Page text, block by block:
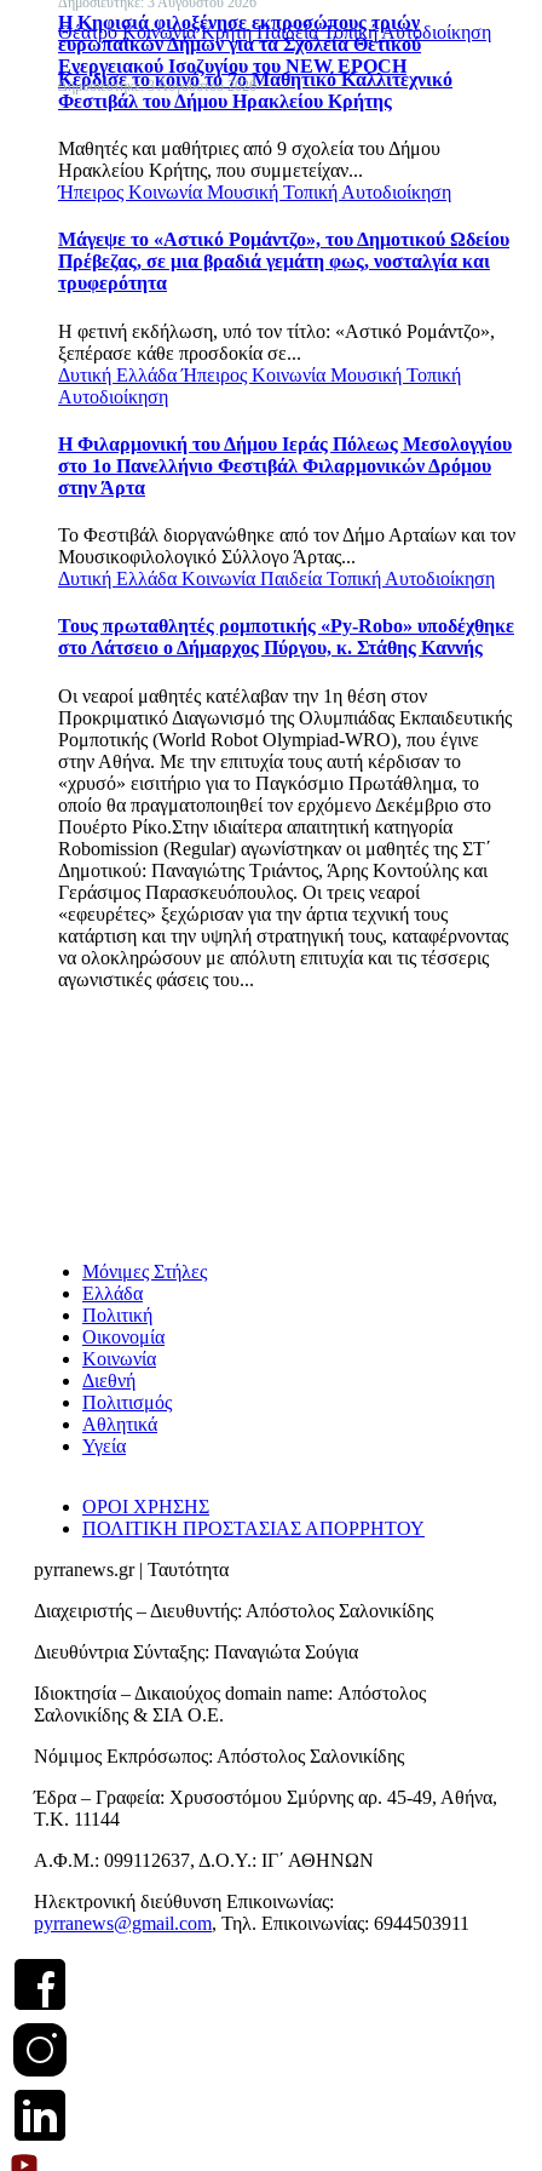
ΘέατροΚοινωνίαΚρήτηΠαιδείαΤοπική Αυτοδιοίκηση
Κέρδισε το κοινό το 7ο Μαθητικό Καλλιτεχνικό
Φεστιβάλ του Δήμου Ηρακλείου Κρήτης
Μαθητές και μαθήτριες από 9 σχολεία του Δήμου
Ηρακλείου Κρήτης, που συμμετείχαν...
Ήπειρος Κοινωνία Μουσική Τοπική Αυτοδιοίκηση
Μάγεψε το «Αστικό Ρομάντζο», του Δημοτικού Ωδείου
Πρέβεζας, σε μια βραδιά γεμάτη φως, νοσταλγία και
τρυφερότητα
Η φετινή εκδήλωση, υπό τον τίτλο: «Αστικό Ρομάντζο»,
ξεπέρασε κάθε προσδοκία σε...
Δυτική ΕλλάδαΉπειρος Κοινωνία Μουσική Τοπική
Αυτοδιοίκηση
Η Φιλαρμονική του Δήμου Ιεράς Πόλεως Μεσολογγίου
στο 1ο Πανελλήνιο Φεστιβάλ Φιλαρμονικών Δρόμου
στην Άρτα
Το Φεστιβάλ διοργανώθηκε από τον Δήμο Αρταίων και τον
Μουσικοφιλολογικό Σύλλογο Άρτας...
Δυτική Ελλάδα Κοινωνία Παιδεία Τοπική Αυτοδιοίκηση
Τους πρωταθλητές ρομποτικής «Py-Robo» υποδέχθηκε
στο Λάτσειο ο Δήμαρχος Πύργου, κ. Στάθης Καννής
Οι νεαροί μαθητές κατέλαβαν την 1η θέση στον
Προκριματικό Διαγωνισμό της Ολυμπιάδας Εκπαιδευτικής
Ρομποτικής (World Robot Olympiad-WRO), που έγινε
στην Αθήνα. Με την επιτυχία τους αυτή κέρδισαν το
«χρυσό» εισιτήριο για το Παγκόσμιο Πρωτάθλημα, το
οποίο θα πραγματοποιηθεί τον ερχόμενο Δεκέμβριο στο
Πουέρτο Ρίκο.Στην ιδιαίτερα απαιτητική κατηγορία
Robomission (Regular) αγωνίστηκαν οι μαθητές της ΣΤ΄
Δημοτικού: Παναγιώτης Τριάντος, Άρης Κοντούλης και
Γεράσιμος Παρασκευόπουλος. Οι τρεις νεαροί
«εφευρέτες» ξεχώρισαν για την άρτια τεχνική τους
κατάρτιση και την υψηλή στρατηγική τους, καταφέρνοντας
να ολοκληρώσουν με απόλυτη επιτυχία και τις τέσσερις
αγωνιστικές φάσεις του...
H Κηφισιά φιλοξένησε εκπροσώπους τριών
ευρωπαϊκών Δήμων για τα Σχολεία Θετικού
Ενεργειακού Ισοζυγίου του NEW EPOCH
Δημοσιεύτηκε: 3 Αυγούστου 2026
Μόνιμες Στήλες
Ελλάδα
Πολιτική
Οικονομία
Κοινωνία
Διεθνή
Πολιτισμός
Αθλητικά
Υγεία
ΟΡΟΙ ΧΡΗΣΗΣ
ΠΟΛΙΤΙΚΗ ΠΡΟΣΤΑΣΙΑΣ ΑΠΟΡΡΗΤΟΥ
pyrranews.gr | Ταυτότητα
Διαχειριστής – Διευθυντής: Απόστολος Σαλονικίδης
Διευθύντρια Σύνταξης: Παναγιώτα Σούγια
Ιδιοκτησία – Δικαιούχος domain name: Απόστολος
Σαλονικίδης & ΣΙΑ Ο.Ε.
Νόμιμος Εκπρόσωπος: Απόστολος Σαλονικίδης
Έδρα – Γραφεία: Χρυσοστόμου Σμύρνης αρ. 45-49, Αθήνα,
Τ.Κ. 11144
Α.Φ.Μ.: 099112637, Δ.Ο.Υ.: ΙΓ΄ ΑΘΗΝΩΝ
Ηλεκτρονική διεύθυνση Επικοινωνίας:
pyrranews@gmail.com, Τηλ. Επικοινωνίας: 6944503911